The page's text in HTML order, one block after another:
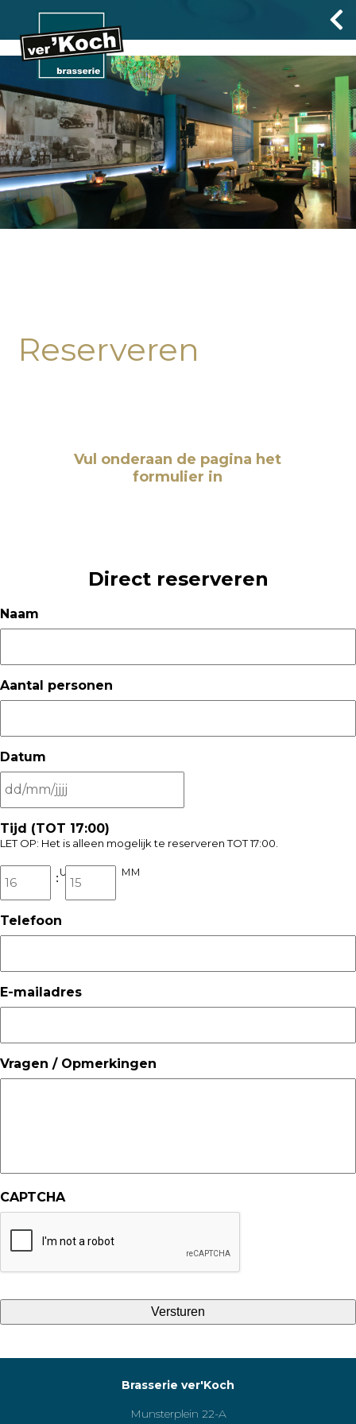
Reserveren
Vul onderaan de pagina het
formulier in
Direct reserveren
Naam
Aantal personen
Datum
slash
MM
JJJJ
Tijd (TOT 17:00)
LET OP: Het is alleen mogelijk te reserveren TOT 17:00.
: UU MM
Telefoon
E-mailadres
Vragen / Opmerkingen
CAPTCHA
Brasserie ver'Koch
Munsterplein 22-A